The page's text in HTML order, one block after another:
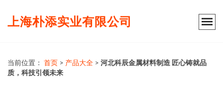
上海朴添实业有限公司
当前位置： 首页 > 产品大全 > 河北科辰金属材料制造 匠心铸就品
质，科技引领未来